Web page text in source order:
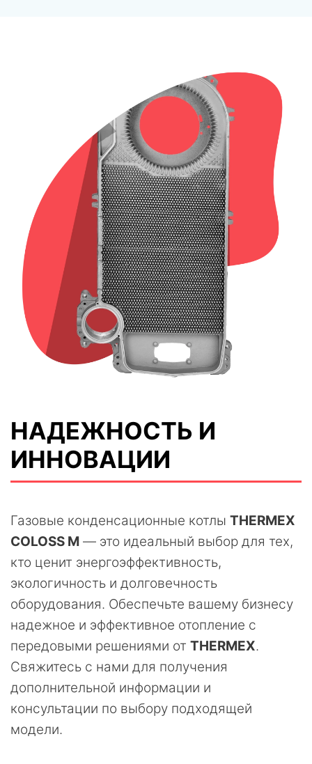
НАДЕЖНОСТЬ И
ИННОВАЦИИ
Газовые конденсационные котлы THERMEX
COLOSS M — это идеальный выбор для тех,
кто ценит энергоэффективность,
экологичность и долговечность
оборудования. Обеспечьте вашему бизнесу
надежное и эффективное отопление с
передовыми решениями от THERMEX.
Свяжитесь с нами для получения
дополнительной информации и
консультации по выбору подходящей
модели.